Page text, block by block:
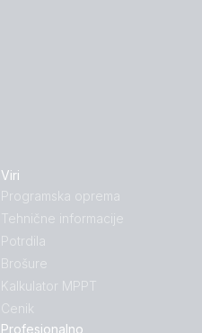
Viri
Programska oprema
Tehnične informacije
Potrdila
Brošure
Kalkulator MPPT
Cenik
Profesionalno